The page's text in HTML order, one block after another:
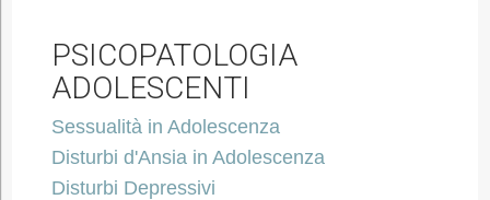
PSICOPATOLOGIA
ADOLESCENTI
Sessualità in Adolescenza
Disturbi d'Ansia in Adolescenza
Disturbi Depressivi